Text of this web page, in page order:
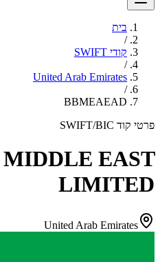
בית
/
קודי SWIFT
/
United Arab Emirates
/
BBMEAEAD
פרטי קוד SWIFT/BIC
EAST
LIMITED
United Arab Emirates